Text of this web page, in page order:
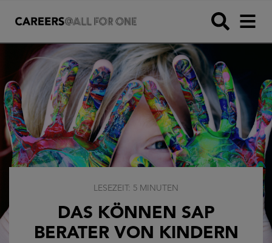
LESEZEIT: 5 MINUTEN
DAS KÖNNEN SAP
BERATER VON KINDERN